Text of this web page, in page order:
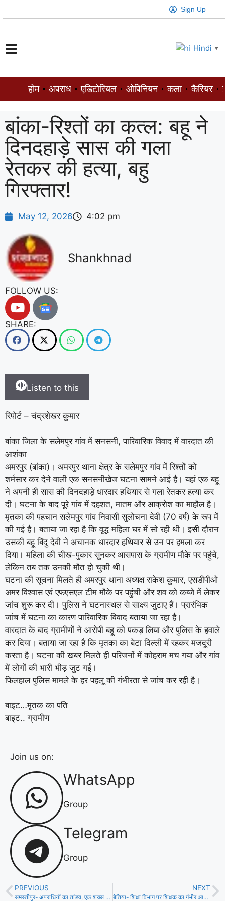
Sign Up
Hindi ▼
होम अपराध एडिटोरियल ओपिनियन कला कैरियर
बांका-रिश्तों का कत्ल: बहू ने
दिनदहाड़े सास की गला
रेतकर की हत्या, बहु
गिरफ्तार!
May 12, 2026 4:02 pm
Shankhnad
FOLLOW US:
SHARE:
Listen to this
रिपोर्ट – चंद्रशेखर कुमार
बांका जिला के सलेमपुर गांव में सनसनी, पारिवारिक विवाद में वारदात की
आशंका
अमरपुर (बांका)। अमरपुर थाना क्षेत्र के सलेमपुर गांव में रिश्तों को
शर्मसार कर देने वाली एक सनसनीखेज घटना सामने आई है। यहां एक बहू
ने अपनी ही सास की दिनदहाड़े धारदार हथियार से गला रेतकर हत्या कर
दी। घटना के बाद पूरे गांव में दहशत, मातम और आक्रोश का माहौल है।
मृतका की पहचान सलेमपुर गांव निवासी सुलोचना देवी (70 वर्ष) के रूप में
की गई है। बताया जा रहा है कि वृद्ध महिला घर में सो रही थी। इसी दौरान
उसकी बहू बिंदु देवी ने अचानक धारदार हथियार से उन पर हमला कर
दिया। महिला की चीख-पुकार सुनकर आसपास के ग्रामीण मौके पर पहुंचे,
लेकिन तब तक उनकी मौत हो चुकी थी।
घटना की सूचना मिलते ही अमरपुर थाना अध्यक्ष राकेश कुमार, एसडीपीओ
अमर विश्वास एवं एफएसएल टीम मौके पर पहुंची और शव को कब्जे में लेकर
जांच शुरू कर दी। पुलिस ने घटनास्थल से साक्ष्य जुटाए हैं। प्रारंभिक
जांच में घटना का कारण पारिवारिक विवाद बताया जा रहा है।
वारदात के बाद ग्रामीणों ने आरोपी बहू को पकड़ लिया और पुलिस के हवाले
कर दिया। बताया जा रहा है कि मृतका का बेटा दिल्ली में रहकर मजदूरी
करता है। घटना की खबर मिलते ही परिजनों में कोहराम मच गया और गांव
में लोगों की भारी भीड़ जुट गई।
फिलहाल पुलिस मामले के हर पहलू की गंभीरता से जांच कर रही है।
बाइट…मृतक का पति
बाइट.. ग्रामीण
Join us on:
WhatsApp
Group
Telegram
Group
PREVIOUS
समस्तीपुर- अपराधियों का तांडव, एक शख्स की गला रेतकर हत्या, माहौल तनावपूर्ण!
NEXT
बेतिया- शिक्षा विभाग पर शिक्षक का गंभीर आरोप, पीएचडी की किताबें जलाकर जताया विरोध!